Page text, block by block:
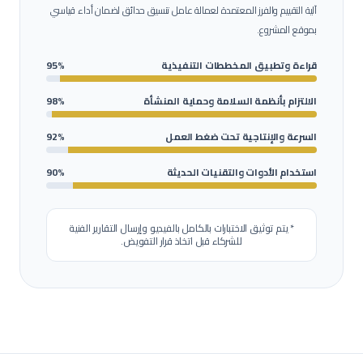
آلية التقييم والفرز المعتمدة لعمالةعامل تنسيق حدائقلضمان أداء قياسي
بموقع المشروع.
قراءة وتطبيق المخططات التنفيذية
95%
الالتزام بأنظمة السلامة وحماية المنشأة
98%
السرعة والإنتاجية تحت ضغط العمل
92%
استخدام الأدوات والتقنيات الحديثة
90%
* يتم توثيق الاختبارات بالكامل بالفيديو وإرسال التقارير الفنية
للشركاء قبل اتخاذ قرار التفويض.